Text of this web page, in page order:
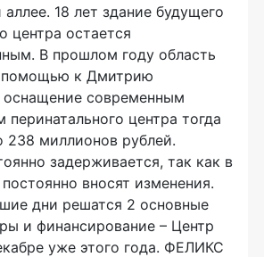
18 лет здание будущего
центра остается
В прошлом году область
помощью к Дмитрию
современным
перинатального центра тогда
238 миллионов рублей.
задерживается, так как в
вносят изменения.
дни решатся 2 основные
и финансирование – Центр
уже этого года. ФЕЛИКС